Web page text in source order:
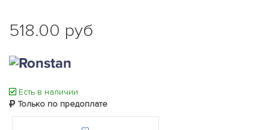
518.00 руб
Есть в наличии
Только по предоплате